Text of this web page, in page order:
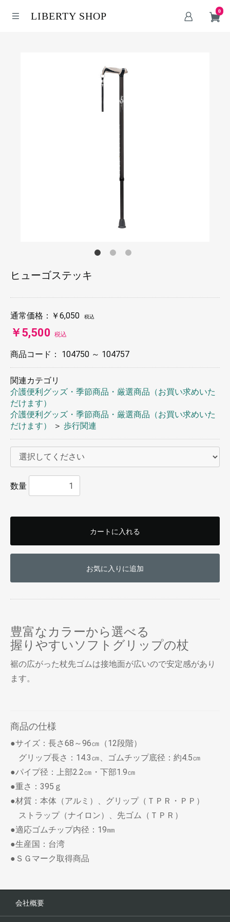
LIBERTY SHOP 0
ヒューゴステッキ
通常価格： ￥6,050 税込
￥5,500 税込
商品コード： 104750 ～ 104757
関連カテゴリ
介護便利グッズ・季節商品・厳選商品（お買い求めいた
だけます）
介護便利グッズ・季節商品・厳選商品（お買い求めいた
だけます）
＞ 歩行関連
数量
カートに入れる
お気に入りに追加
豊富なカラーから選べる
握りやすいソフトグリップの杖
裾の広がった杖先ゴムは接地面が広いので安定感があり
ます。
商品の仕様
●サイズ：長さ68～96㎝（12段階）
グリップ長さ：14.3㎝、ゴムチップ底径：約4.5㎝
●パイプ径：上部2.2㎝・下部1.9㎝
●重さ：395ｇ
●材質：本体（アルミ）、グリップ（ＴＰＲ・ＰＰ）
ストラップ（ナイロン）、先ゴム（ＴＰＲ）
●適応ゴムチップ内径：19㎜
●生産国：台湾
●ＳＧマーク取得商品
会社概要